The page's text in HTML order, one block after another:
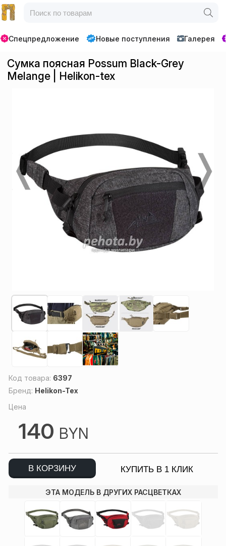
Спецпредложение Новые поступления Галерея
Сумка поясная Possum Black-Grey
Melange | Helikon-tex
Код товара: 6397
Бренд: Helikon-Tex
Цена
140 BYN
В КОРЗИНУ КУПИТЬ В 1 КЛИК
ЭТА МОДЕЛЬ В ДРУГИХ РАСЦВЕТКАХ